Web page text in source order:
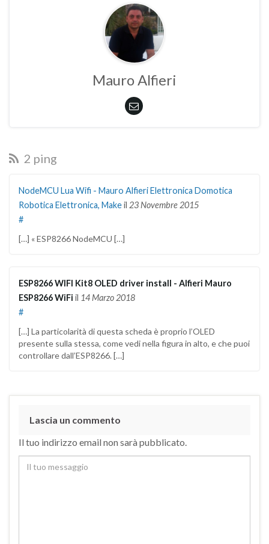
Mauro Alfieri
2 ping
NodeMCU Lua Wifi - Mauro Alfieri Elettronica Domotica
Robotica Elettronica, Makeil 23 Novembre 2015
#
[…] « ESP8266 NodeMCU […]
ESP8266 WIFI Kit8 OLED driver install - Alfieri Mauro
ESP8266 WiFi il 14 Marzo 2018
#
[…] La particolarità di questa scheda è proprio l’OLED
presente sulla stessa, come vedi nella figura in alto, e che puoi
controllare dall’ESP8266. […]
Lascia un commento
Il tuo indirizzo email non sarà pubblicato.